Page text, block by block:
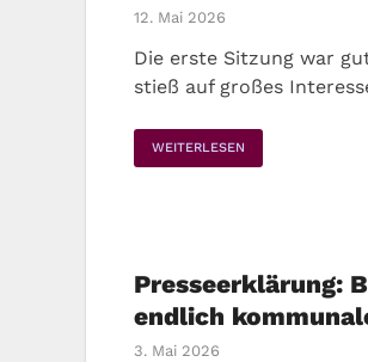
12. Mai 2026
Die erste Sitzung war
stieß auf großes
WEITERLESEN
Presseerklärung:
endlich
3. Mai 2026